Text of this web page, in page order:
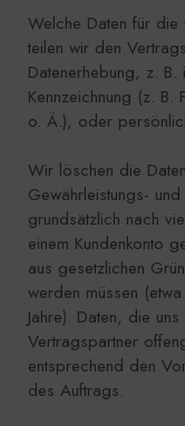
Welche Daten für
teilen wir den
Datenerhebung, z.
Kennzeichnung (z. B.
o. Ä.), oder
Wir löschen die
Gewährleistungs-
grundsätzlich nach
einem Kundenkonto
aus gesetzlichen
werden müssen
Jahre). Daten, die
Vertragspartner
entsprechend den
des Auftrags.